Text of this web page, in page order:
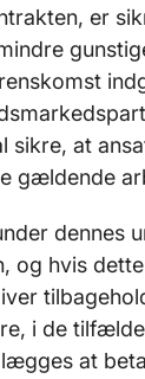
er
sikre, at
gældende
dennes
og hvis
i de
at